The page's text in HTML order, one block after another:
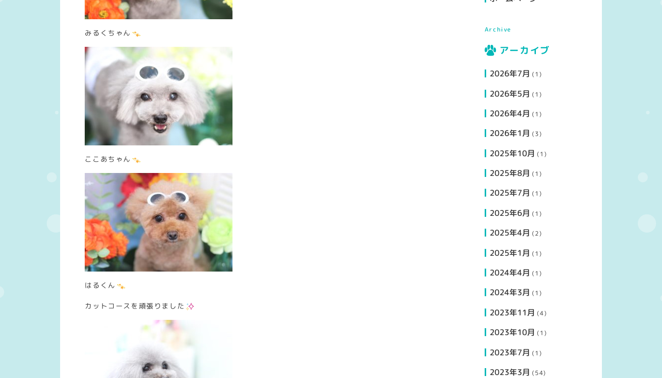
みるくちゃん
ここあちゃん
はるくん
カットコースを頑張りました
Archive
アーカイブ
2026年7月 (1)
2026年5月 (1)
2026年4月 (1)
2026年1月 (3)
2025年10月 (1)
2025年8月 (1)
2025年7月 (1)
2025年6月 (1)
2025年4月 (2)
2025年1月 (1)
2024年4月 (1)
2024年3月 (1)
2023年11月 (4)
2023年10月 (1)
2023年7月 (1)
2023年3月 (54)